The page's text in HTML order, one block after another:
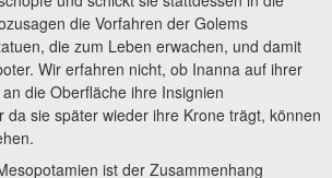
die Vorfahren der Golems
die zum Leben erwachen, und damit
Wir erfahren nicht, ob Inanna auf ihrer
die Oberfläche ihre Insignien
da sie später wieder ihre Krone trägt, können
ist der Zusammenhang